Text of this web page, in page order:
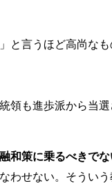
と言うほど高尚なも
領も進歩派から当選
融和策に乗るべきでな
わせない。そうい